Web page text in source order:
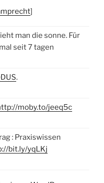
]
man die sonne. Für
seit 7 tagen
.
moby.to/jeeq5c
: Praxiswissen
bit.ly/yqLKj